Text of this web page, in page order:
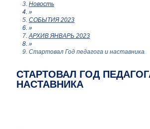
Новость
»
СОБЫТИЯ 2023
»
АРХИВ ЯНВАРЬ 2023
»
Стартовал Год педагога и наставника
СТАРТОВАЛ ГОД
НАСТАВНИКА